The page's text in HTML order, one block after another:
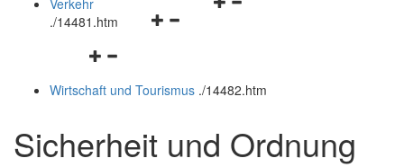
Navigationsmenü
Verkehr
./14481.htm
Navigationsmenü
und
Wirtschaft und Tourismus ./14482.htm
Sicherheit und Ordnung